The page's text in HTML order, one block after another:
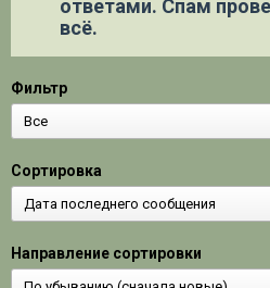
ответами. Спам
всё.
Фильтр
Сортировка
Направление сортировки